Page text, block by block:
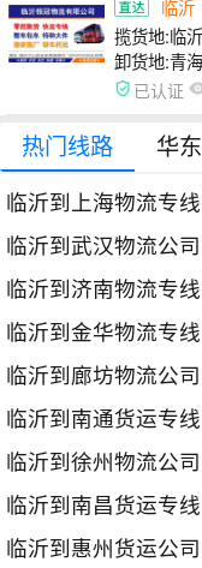
临沂
揽货地:临
卸货地:青
已认证
热门线路 华
临沂到上海物流专线
临沂到武汉物流公司
临沂到济南物流专线
临沂到金华物流专线
临沂到廊坊物流公司
临沂到南通货运专线
临沂到徐州物流公司
临沂到南昌货运专线
临沂到惠州货运公司